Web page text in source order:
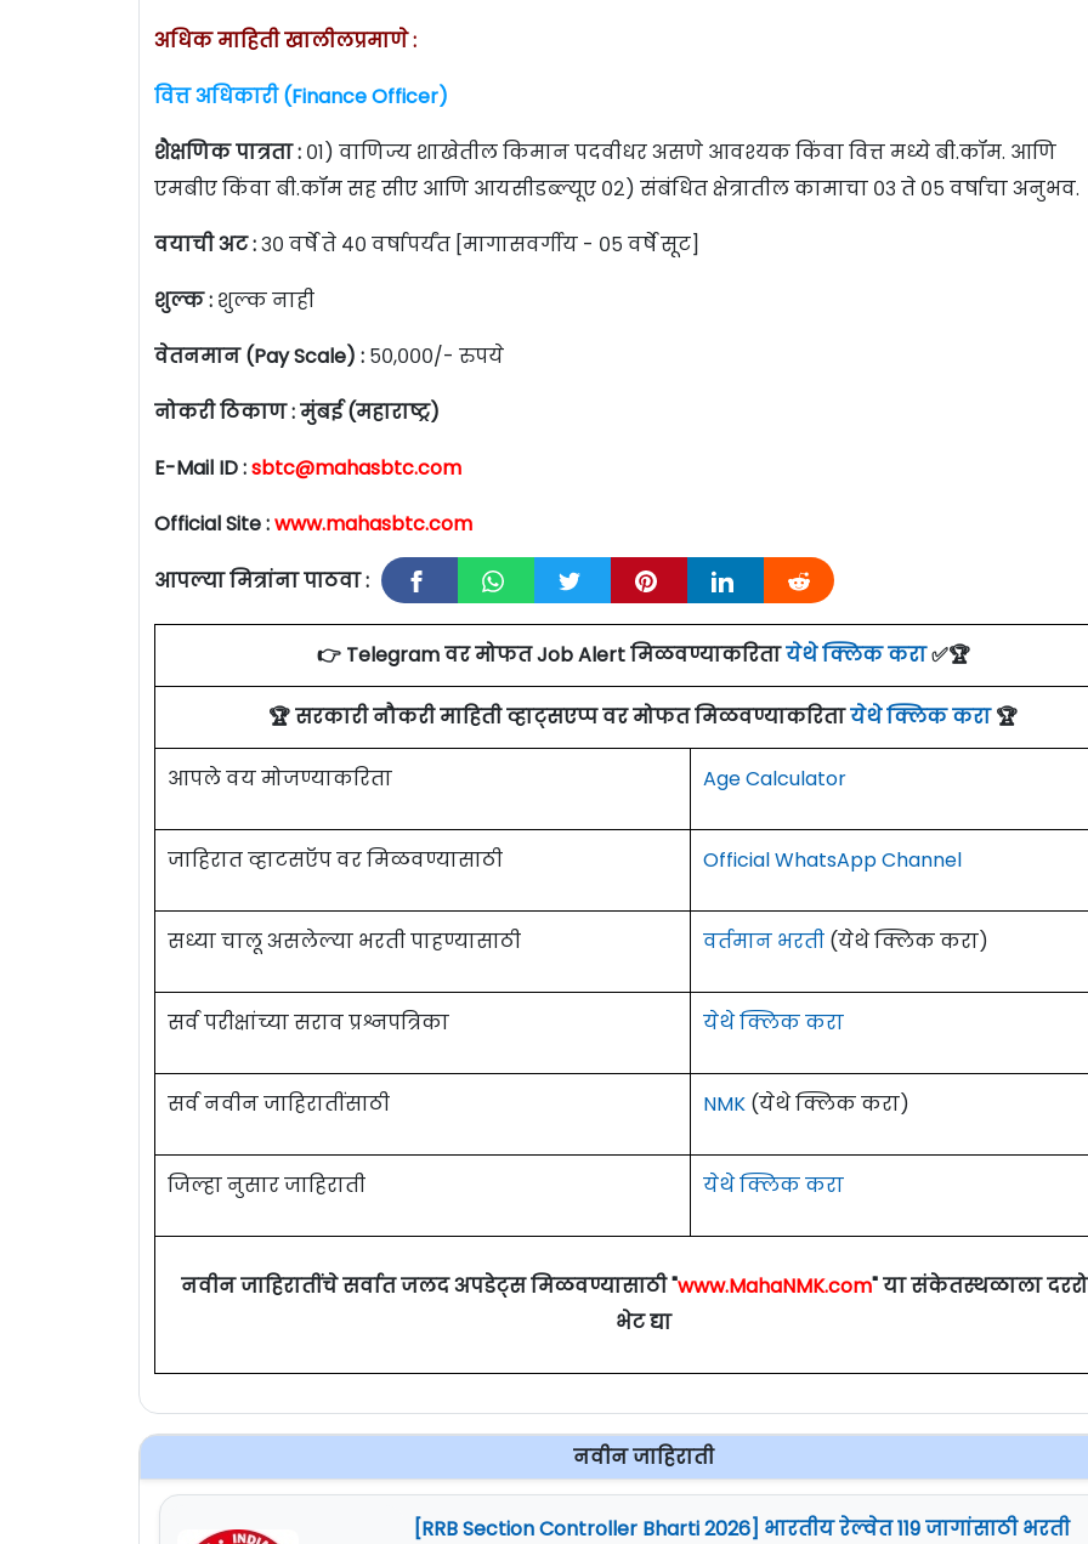
अधिक माहिती खालीलप्रमाणे :
वित्त अधिकारी (Finance Officer)
शैक्षणिक पात्रता : ०१) वाणिज्य शाखेतील किमान पदवीधर असणे आवश्यक किंवा वित्त मध्ये बी.कॉम. आणि
एमबीए किंवा बी.कॉम सह सीए आणि आयसीडब्ल्यूए ०२) संबंधित क्षेत्रातील कामाचा ०३ ते ०५ वर्षाचा अनुभव.
वयाची अट :३० वर्षे ते ४० वर्षापर्यंत [मागासवर्गीय - ०५ वर्षे सूट]
शुल्क : शुल्क नाही
वेतनमान (Pay Scale) : ५०,०००/- रुपये
नोकरी ठिकाण :मुंबई (महाराष्ट्र)
E-Mail ID :sbtc@mahasbtc.com
Official Site :www.mahasbtc.com
आपल्या मित्रांना पाठवा :
👉 Telegram वर मोफत Job Alert मिळवण्याकरितायेथे क्लिक करा✅🏆
🏆 सरकारी नौकरी माहिती व्हाट्सएप्प वर मोफत मिळवण्याकरितायेथे क्लिक करा🏆
आपले वय मोजण्याकरिता Age Calculator
जाहिरात व्हाटसऍप वर मिळवण्यासाठी Official WhatsApp Channel
सध्या चालू असलेल्या भरती पाहण्यासाठी वर्तमान भरती (येथे क्लिक करा)
सर्व परीक्षांच्या सराव प्रश्नपत्रिका येथे क्लिक करा
सर्व नवीन जाहिरातींसाठी NMK (येथे क्लिक करा)
जिल्हा नुसार जाहिराती येथे क्लिक करा
नवीन जाहिरातींचे सर्वात जलद अपडेट्स मिळवण्यासाठी "www.MahaNMK.com" या संकेतस्थळाला
भेट द्या
नवीन जाहिराती
[RRB Section Controller Bharti 2026] भारतीय रेल्वेत 119 जागांसाठी भरती